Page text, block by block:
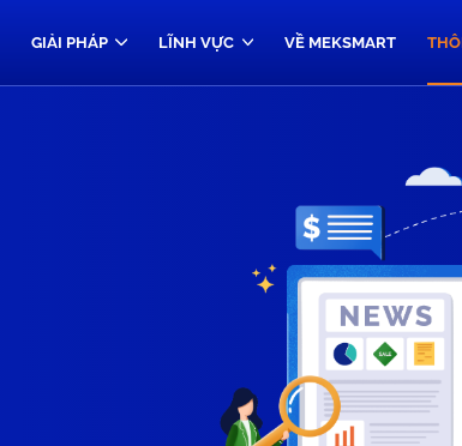
GIẢI PHÁP LĨNH VỰC VỀ MEKSMART